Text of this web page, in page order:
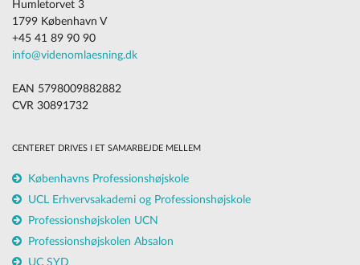
Humletorvet 3
1799 København V
+45 41 89 90 90
info@videnomlaesning.dk
EAN 5798009882882
CVR 30891732
CENTERET DRIVES I ET SAMARBEJDE MELLEM
Københavns Professionshøjskole
UCL Erhvervsakademi og Professionshøjskole
Professionshøjskolen UCN
Professionshøjskolen Absalon